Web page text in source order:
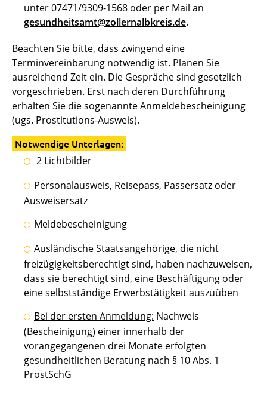
unter 07471/9309-1568 oder per Mail an
gesundheitsamt@zollernalbkreis.de.
Beachten Sie bitte, dass zwingend eine
Terminvereinbarung notwendig ist. Planen Sie
ausreichend Zeit ein. Die Gespräche sind gesetzlich
vorgeschrieben. Erst nach deren Durchführung
erhalten Sie die sogenannte Anmeldebescheinigung
(ugs. Prostitutions-Ausweis).
Notwendige Unterlagen:
2 Lichtbilder
Personalausweis, Reisepass, Passersatz oder
Ausweisersatz
Meldebescheinigung
Ausländische Staatsangehörige, die nicht
freizügigkeitsberechtigt sind, haben nachzuweisen,
dass sie berechtigt sind, eine Beschäftigung oder
eine selbstständige Erwerbstätigkeit auszuüben
Bei der ersten Anmeldung: Nachweis
(Bescheinigung) einer innerhalb der
vorangegangenen drei Monate erfolgten
gesundheitlichen Beratung nach § 10 Abs. 1
ProstSchG